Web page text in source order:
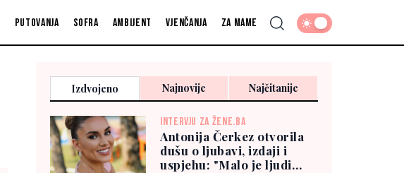
Putovanja Sofra Ambijent Vjenčanja Za mame
Izdvojeno Najnovije Najčitanije
INTERVJU ZA ŽENE.BA
Antonija Čerkez otvorila
dušu o ljubavi, izdaji i
uspjehu: "Malo je ljudi